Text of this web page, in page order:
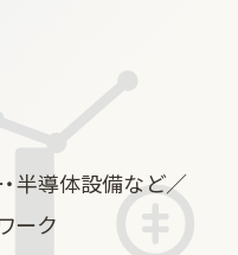
・半導体設備など／
ーク